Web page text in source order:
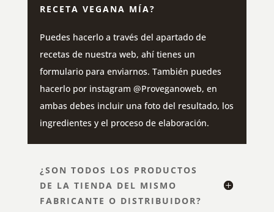
RECETA VEGANA MÍA?
Puedes hacerlo a través del apartado de
recetas de nuestra web, ahí tienes un
formulario para enviarnos. También puedes
hacerlo por instagram @Proveganoweb, en
ambas debes incluir una foto del resultado, los
ingredientes y el proceso de elaboración.
¿SON TODOS LOS PRODUCTOS
DE LA TIENDA DEL MISMO
FABRICANTE O DISTRIBUIDOR?